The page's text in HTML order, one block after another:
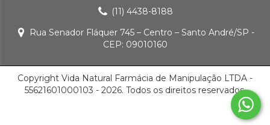
(11) 4438-8188
Rua Senador Fláquer 745 – Centro – Santo André/SP -
CEP: 09010160
Copyright Vida Natural Farmácia de Manipulação LTDA -
55621601000103 - 2026. Todos os direitos reservados.